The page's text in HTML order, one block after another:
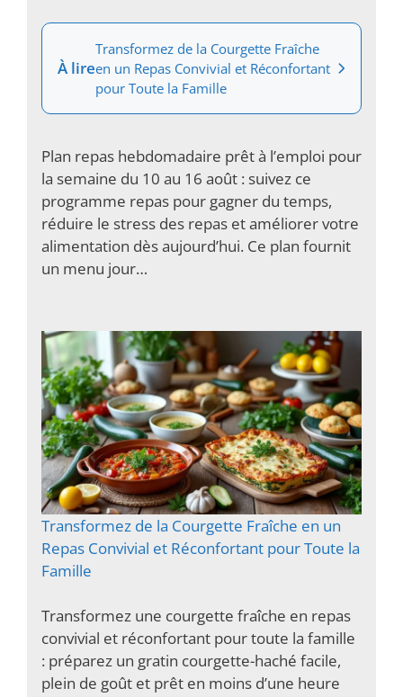
À lire
Transformez de la Courgette Fraîche
en un Repas Convivial et Réconfortant
pour Toute la Famille
Plan repas hebdomadaire prêt à l’emploi pour
la semaine du 10 au 16 août : suivez ce
programme repas pour gagner du temps,
réduire le stress des repas et améliorer votre
alimentation dès aujourd’hui. Ce plan fournit
un menu jour…
Transformez de la Courgette Fraîche en un
Repas Convivial et Réconfortant pour Toute la
Famille
Transformez une courgette fraîche en repas
convivial et réconfortant pour toute la famille
: préparez un gratin courgette-haché facile,
plein de goût et prêt en moins d’une heure